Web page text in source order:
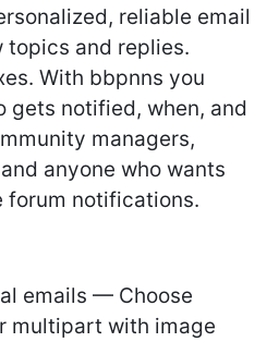
reliable email
topics and replies.
With bbpnns you
gets notified, when, and
managers,
anyone who wants
forum notifications.
emails — Choose
multipart with image